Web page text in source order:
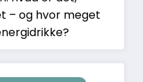
– og hvor meget